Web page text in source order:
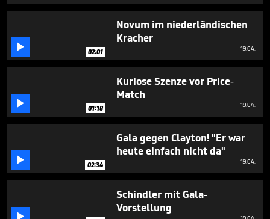
 02:01
Novum im niederländischen
Kracher
19.04.
 01:18
Kuriose Szenze vor Price-
Match
19.04.
 02:34
Gala gegen Clayton! "Er war
heute einfach nicht da"
19.04.
Schindler mit Gala-
Vorstellung